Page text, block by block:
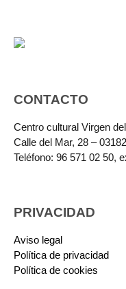
CONTACTO
Centro cultural Virgen
Calle del Mar, 28 –
Teléfono: 96 571 02 50,
PRIVACIDAD
Aviso legal
Política de privacidad
Política de cookies